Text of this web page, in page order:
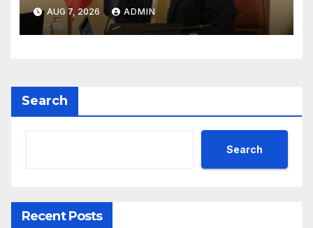
за подпомагане
AUG 7, 2026 ADMIN
Search
Search
Recent Posts